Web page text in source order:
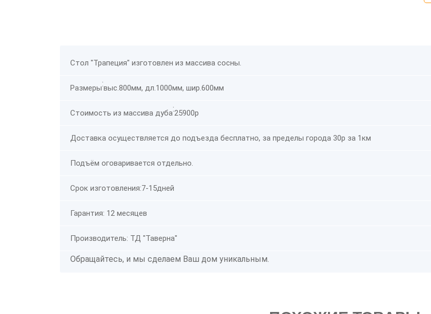
Стол "Трапеция" изготовлен из массива сосны.
Размеры:выс.800мм, дл.1000мм, шир.600мм
Стоимость из массива дуба:25900р
Доставка осуществляется до подъезда бесплатно, за пределы города 30р за 1км
Подъём оговаривается отдельно.
Срок изготовления:7-15дней
Гарантия: 12 месяцев
Производитель: ТД "Таверна"
Обращайтесь, и мы сделаем Ваш дом уникальным.